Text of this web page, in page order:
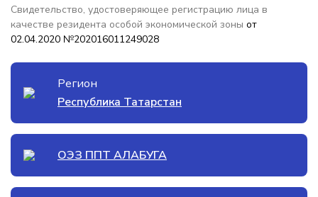
Свидетельство, удостоверяющее регистрацию лица в
качестве резидента особой экономической зоны от
02.04.2020 №202016011249028
Регион
Республика Татарстан
ОЭЗ ППТ АЛАБУГА